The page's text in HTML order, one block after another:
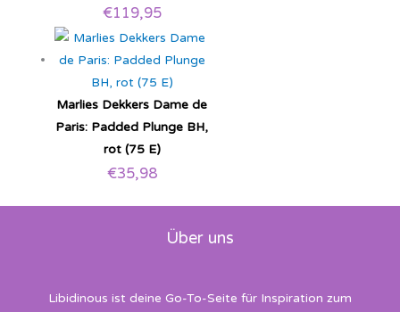
€119,95
Marlies Dekkers Dame de
Paris: Padded Plunge BH,
rot (75 E)
€35,98
Über uns
Libidinous ist deine Go-To-Seite für Inspiration zum